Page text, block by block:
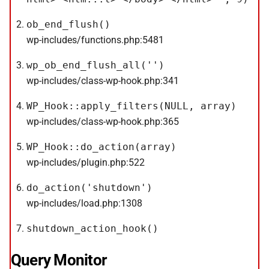
ob_end_flush()
wp-includes/functions.php:5481
wp_ob_end_flush_all('')
wp-includes/class-wp-hook.php:341
WP_Hook::apply_filters(NULL, array)
wp-includes/class-wp-hook.php:365
WP_Hook::do_action(array)
wp-includes/plugin.php:522
do_action('shutdown')
wp-includes/load.php:1308
shutdown_action_hook()
Query Monitor